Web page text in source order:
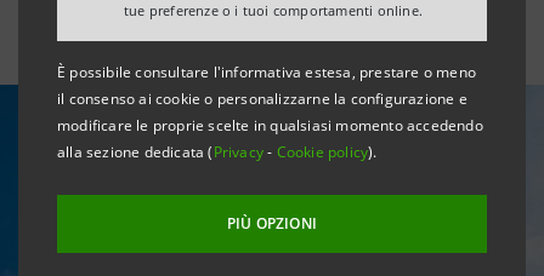
tue preferenze o i tuoi comportamenti online.
È possibile consultare l'informativa estesa, prestare o meno
il consenso ai cookie o personalizzarne la configurazione e
modificare le proprie scelte in qualsiasi momento accedendo
alla sezione dedicata (Privacy- Cookie policy).
PIÙ OPZIONI